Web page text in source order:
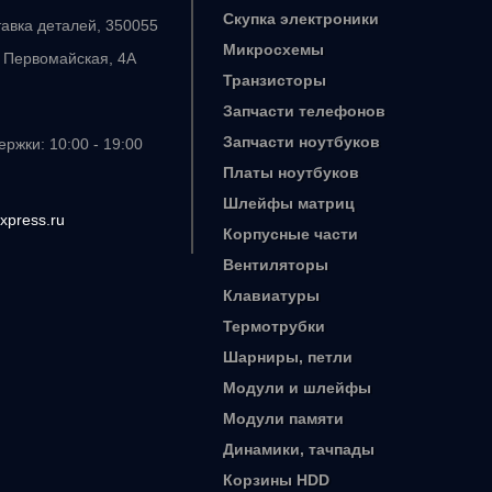
деталей, 350055
4А
10:00 - 19:00
Скупка электроники
Микросхемы
Транзисторы
Запчасти телефонов
Запчасти ноутбуков
Платы ноутбуков
Шлейфы матриц
Корпусные части
Вентиляторы
Клавиатуры
Термотрубки
Шарниры, петли
Модули и шлейфы
Модули памяти
Динамики, тачпады
Корзины HDD